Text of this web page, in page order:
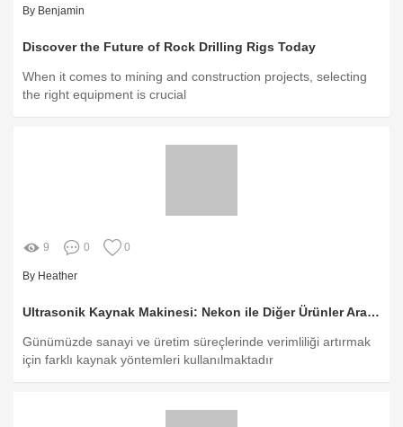
By Benjamin
Discover the Future of Rock Drilling Rigs Today
When it comes to mining and construction projects, selecting
the right equipment is crucial
9 0 0
By Heather
Ultrasonik Kaynak Makinesi: Nekon ile Diğer Ürünler Arasındaki Farklar
Günümüzde sanayi ve üretim süreçlerinde verimliliği artırmak
için farklı kaynak yöntemleri kullanılmaktadır